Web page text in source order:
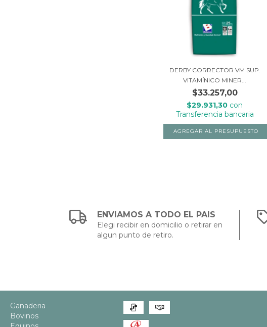
DERBY CORRECTOR VM SUP.
VITAMÍNICO MINER...
$33.257,00
$29.931,30 con
Transferencia bancaria
ENVIAMOS A TODO EL PAIS
Elegi recibir en domicilio o retirar en
algun punto de retiro.
Ganaderia
Bovinos